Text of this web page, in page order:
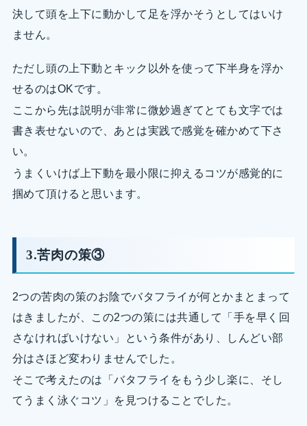
決して頭を上下に動かして足を浮かそうとしてはいけ
ません。
ただし頭の上下動とキック以外を使って下半身を浮か
せるのはOKです。
ここから先は説明が非常に微妙過ぎてとても文字では
書き表せないので、あとは実践で感覚を確かめて下さ
い。
うまくいけば上下動を最小限に抑えるコツが感覚的に
掴めて頂けると思います。
3.苦肉の策③
2つの苦肉の策のお陰でバタフライが何とかまとまって
はきましたが、この2つの策には共通して「手を早く回
さなければいけない」という条件があり、しんどい部
分はさほど変わりませんでした。
そこで考えたのは「バタフライをもう少し楽に、そし
てうまく泳ぐコツ」を見つけることでした。